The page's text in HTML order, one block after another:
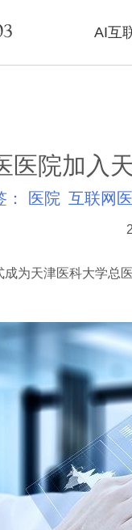
AI互
医院加入
： 医院 互联网
天津医科大学总